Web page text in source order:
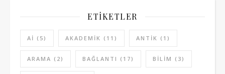
ETIKETLER
AI (5) AKADEMIK (11) ANTIK (1)
ARAMA (2) BAĞLANTI (17) BILIM (3)